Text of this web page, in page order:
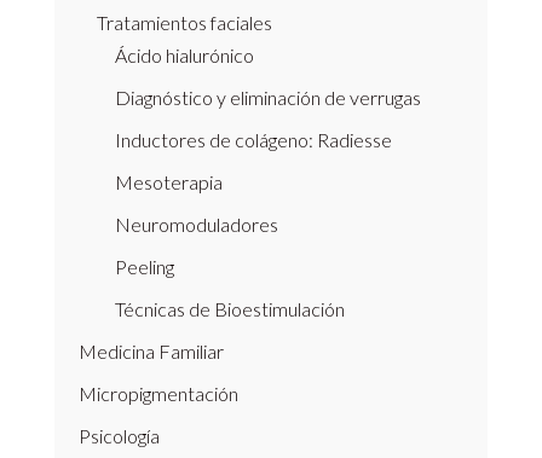
Tratamientos faciales
Ácido hialurónico
Diagnóstico y eliminación de verrugas
Inductores de colágeno: Radiesse
Mesoterapia
Neuromoduladores
Peeling
Técnicas de Bioestimulación
Medicina Familiar
Micropigmentación
Psicología